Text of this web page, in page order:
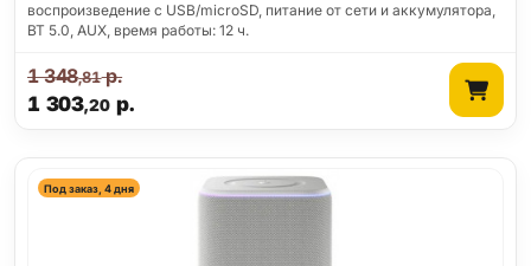
воспроизведение с USB/microSD, питание от сети и аккумулятора,
BT 5.0, AUX, время работы: 12 ч.
1 303,20 р.
1 348,81р.
Под заказ, 4 дня